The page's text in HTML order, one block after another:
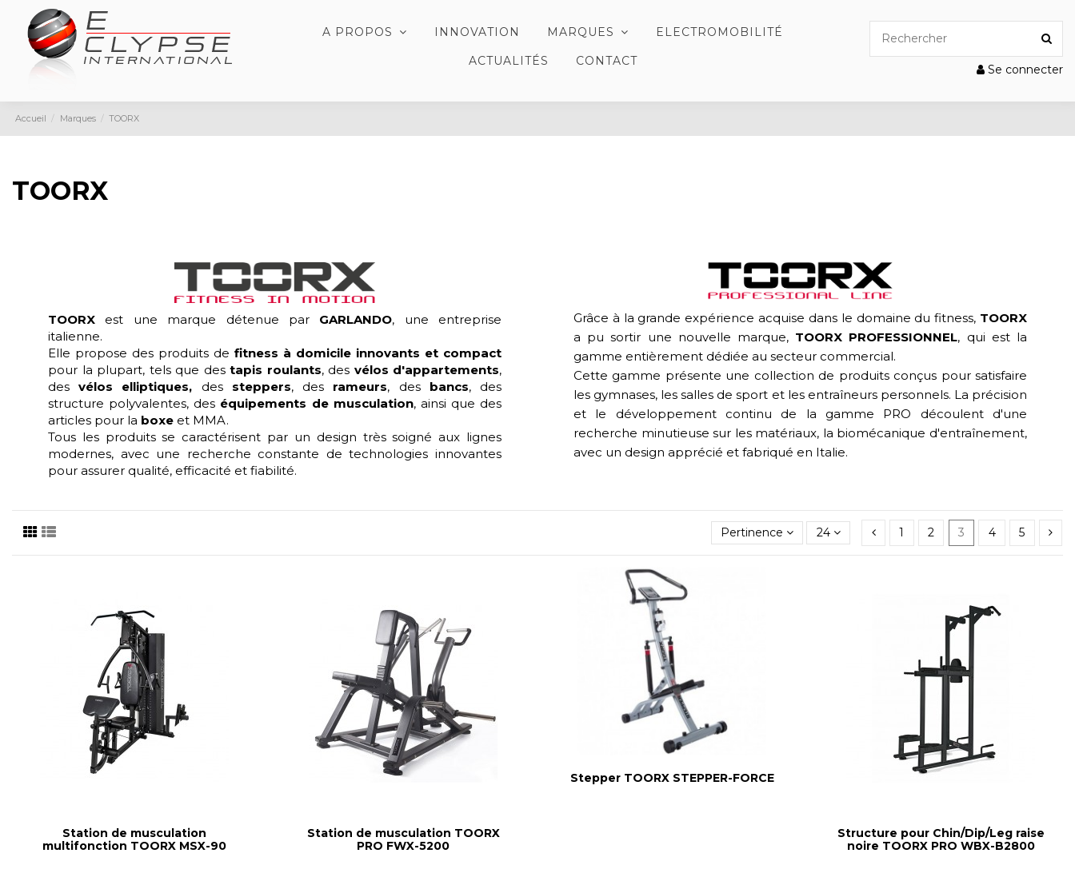
A PROPOS INNOVATION MARQUES
ELECTROMOBILITÉ
ACTUALITÉS
CONTACT
Se connecter
Accueil Marques TOORX
TOORX
TOORX est une marque détenue par GARLANDO, une entreprise
italienne.
Elle propose des produits de fitness à domicile innovants et compact
pour la plupart, tels que des tapis roulants, des vélos d'appartements,
desvélos elliptiques, des steppers, des rameurs, des bancs, des
structure polyvalentes, des équipements de musculation, ainsi que des
articles pour la boxe et MMA.
Tous les produits se caractérisent par un design très soigné aux lignes
modernes, avec une recherche constante de technologies innovantes
pour assurer qualité, efficacité et fiabilité.
Grâce à la grande expérience acquise dans le domaine du fitness, TOORX
a pu sortir une nouvelle marque, TOORX PROFESSIONNEL, qui est la
gamme entièrement dédiée au secteur commercial.
Cette gamme présente une collection de produits conçus pour satisfaire
les gymnases, les salles de sport et les entraîneurs personnels. La précision
et le développement continu de la gamme PRO découlent d'une
recherche minutieuse sur les matériaux, la biomécanique d'entraînement,
avec un design apprécié et fabriqué en Italie.
Pertinence 24 1 2 3 4 5
Station de musculation
multifonction TOORX MSX-90
Station de musculation TOORX
PRO FWX-5200
Stepper TOORX STEPPER-FORCE
Structure pour Chin/Dip/Leg raise
noire TOORX PRO WBX-B2800